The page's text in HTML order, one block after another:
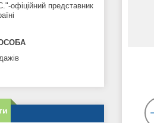
офіційний представник